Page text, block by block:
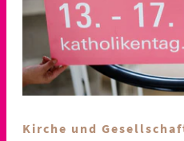
Kirche und